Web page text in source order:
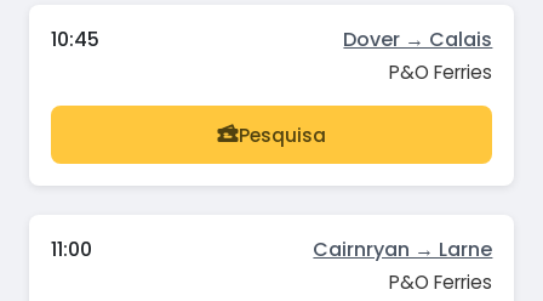
10:45 Dover → Calais
P&O Ferries
Pesquisa
11:00 Cairnryan → Larne
P&O Ferries